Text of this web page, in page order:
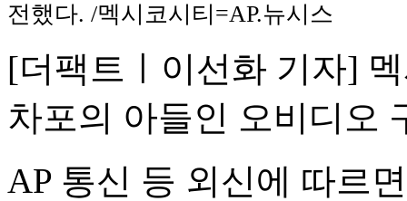
전했다. /멕시코시티=AP.뉴시스
[더팩트ㅣ이선화 기자]
차포의 아들인 오비디오
AP 통신 등 외신에 따르